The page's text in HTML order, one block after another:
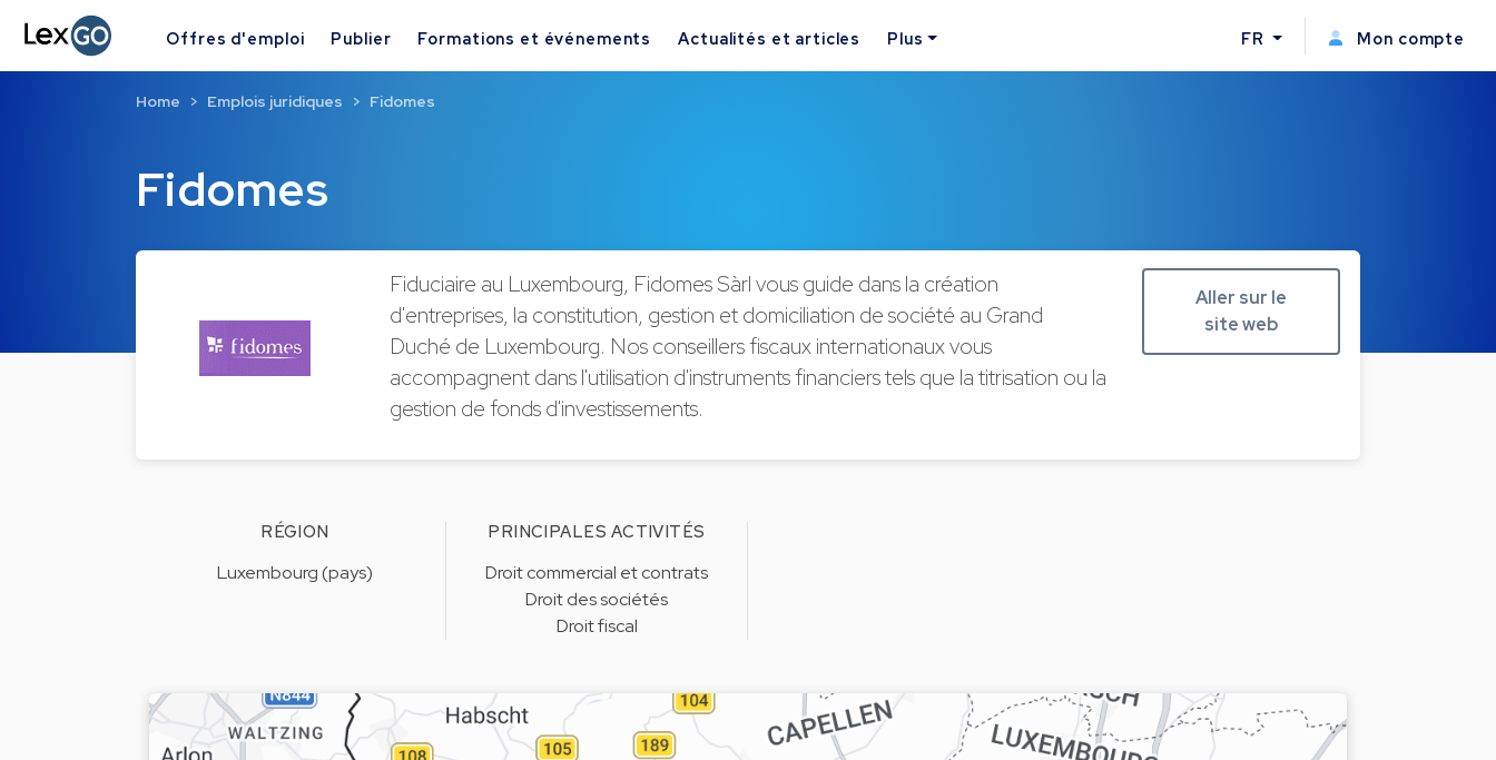
Offres d'emploi Publier Formations et événements Actualités et articles Plus FR Mon compte
Fidomes
Home Emplois juridiques Fidomes
Fiduciaire au Luxembourg, Fidomes Sàrl vous guide dans la création
d'entreprises, la constitution, gestion et domiciliation de société au Grand
Duché de Luxembourg. Nos conseillers fiscaux internationaux vous
accompagnent dans l'utilisation d'instruments financiers tels que la titrisation ou la
gestion de fonds d'investissements.
Aller sur le
site web
RÉGION
Luxembourg (pays)
PRINCIPALES ACTIVITÉS
Droit commercial et contrats
Droit des sociétés
Droit fiscal